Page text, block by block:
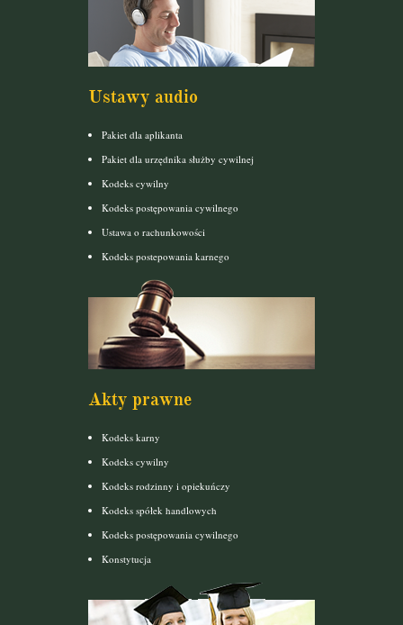
Ustawy audio
Pakiet dla aplikanta
Pakiet dla urzędnika służby cywilnej
Kodeks cywilny
Kodeks postępowania cywilnego
Ustawa o rachunkowości
Kodeks postepowania karnego
Akty prawne
Kodeks karny
Kodeks cywilny
Kodeks rodzinny i opiekuńczy
Kodeks spółek handlowych
Kodeks postępowania cywilnego
Konstytucja